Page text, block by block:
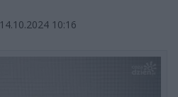
14.10.2024 10:16